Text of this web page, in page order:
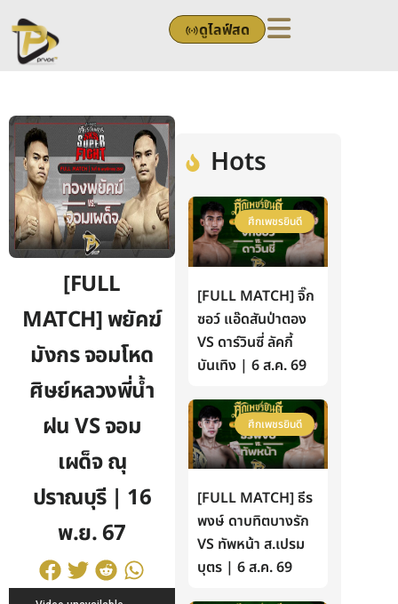
to
content
ดูไลฟ์สด
[FULL
MATCH] พยัคฆ์
มังกร จอมโหด
ศิษย์หลวงพี่น้ำ
ฝน VS จอม
เผด็จ ณุ
ปราณบุรี | 16
พ.ย. 67
Hots
ศึกเพชรยินดี
[FULL MATCH] จิ๊ก
ซอว์ แอ๊ดสันป่าตอง
VS ดาร์วินซี่ ลัคกี้
บันเทิง | 6 ส.ค. 69
ศึกเพชรยินดี
[FULL MATCH] ธีร
พงษ์ ดาบทิตบางรัก
VS ทัพหน้า ส.เปรม
บุตร | 6 ส.ค. 69